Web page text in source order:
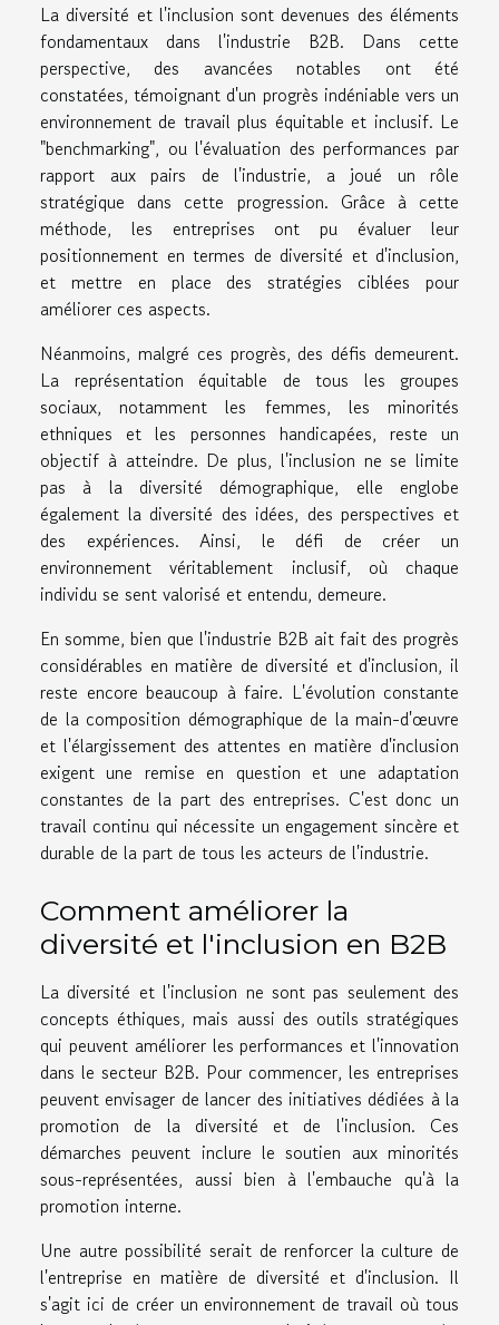
La diversité et l'inclusion sont devenues des éléments
fondamentaux dans l'industrie B2B. Dans cette
perspective, des avancées notables ont été
constatées, témoignant d'un progrès indéniable vers un
environnement de travail plus équitable et inclusif. Le
"benchmarking", ou l'évaluation des performances par
rapport aux pairs de l'industrie, a joué un rôle
stratégique dans cette progression. Grâce à cette
méthode, les entreprises ont pu évaluer leur
positionnement en termes de diversité et d'inclusion,
et mettre en place des stratégies ciblées pour
améliorer ces aspects.
Néanmoins, malgré ces progrès, des défis demeurent.
La représentation équitable de tous les groupes
sociaux, notamment les femmes, les minorités
ethniques et les personnes handicapées, reste un
objectif à atteindre. De plus, l'inclusion ne se limite
pas à la diversité démographique, elle englobe
également la diversité des idées, des perspectives et
des expériences. Ainsi, le défi de créer un
environnement véritablement inclusif, où chaque
individu se sent valorisé et entendu, demeure.
En somme, bien que l'industrie B2B ait fait des progrès
considérables en matière de diversité et d'inclusion, il
reste encore beaucoup à faire. L'évolution constante
de la composition démographique de la main-d'œuvre
et l'élargissement des attentes en matière d'inclusion
exigent une remise en question et une adaptation
constantes de la part des entreprises. C'est donc un
travail continu qui nécessite un engagement sincère et
durable de la part de tous les acteurs de l'industrie.
Comment améliorer la
diversité et l'inclusion en B2B
La diversité et l'inclusion ne sont pas seulement des
concepts éthiques, mais aussi des outils stratégiques
qui peuvent améliorer les performances et l'innovation
dans le secteur B2B. Pour commencer, les entreprises
peuvent envisager de lancer des initiatives dédiées à la
promotion de la diversité et de l'inclusion. Ces
démarches peuvent inclure le soutien aux minorités
sous-représentées, aussi bien à l'embauche qu'à la
promotion interne.
Une autre possibilité serait de renforcer la culture de
l'entreprise en matière de diversité et d'inclusion. Il
s'agit ici de créer un environnement de travail où tous